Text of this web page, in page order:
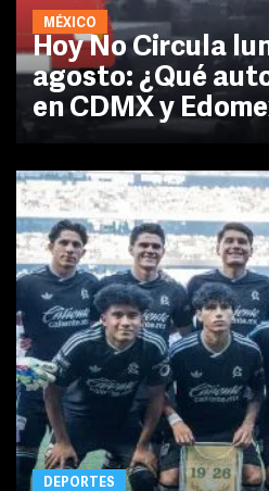
MÉXICO
Hoy No Circula
agosto: ¿Qué
en CDMX y
DEPORTES